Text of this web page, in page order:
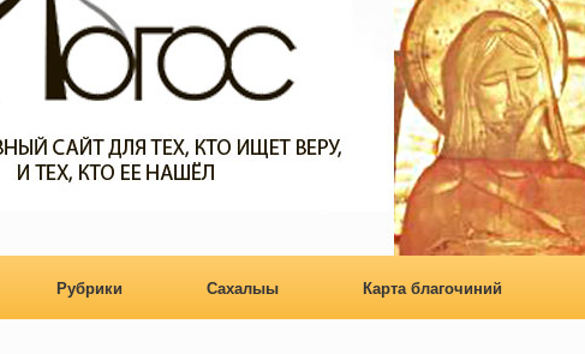
Рубрики Сахалыы Карта благочиний